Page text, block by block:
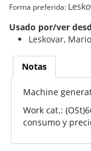
Forma preferida:
Usado por/ver
Leskovar,
Notas
Machine
Work cat.:
consumo y